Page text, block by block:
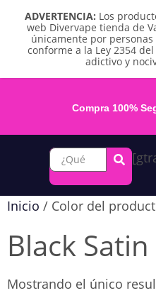
ADVERTENCIA: Los
web Divervape tienda de
únicamente por personas
conforme a la Ley 2354
adictivo y
Compra 100%
Inicio / Color del
Black Satin
Mostrando el único